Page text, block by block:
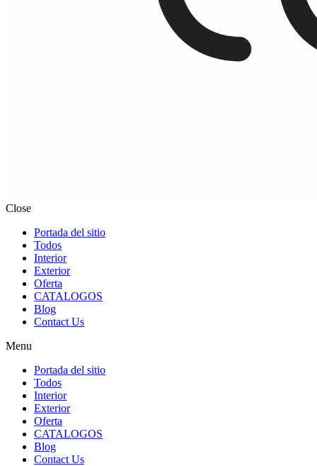
Close
Portada del sitio
Todos
Interior
Exterior
Oferta
CATALOGOS
Blog
Contact Us
Menu
Portada del sitio
Todos
Interior
Exterior
Oferta
CATALOGOS
Blog
Contact Us